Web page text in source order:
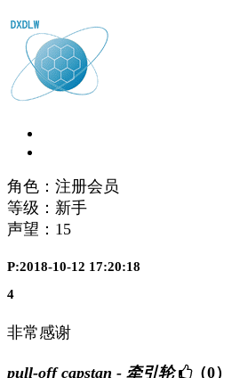
角色：注册会员
等级：新手
声望： 15
P:2018-10-12 17:20:18
4
非常感谢
pull-off capstan - 牵引轮 （0）